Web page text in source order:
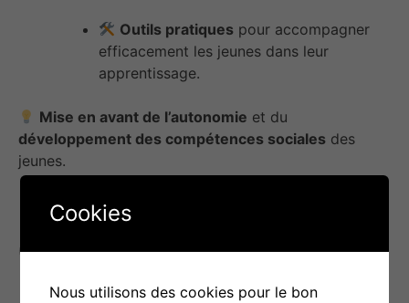
Outils pratiques pour accompagner
efficacement les jeunes dans leur
apprentissage.
Mise en avant de l’autonomie et du
développement des compétences sociales des
jeunes.
Objectif(s) d’utilisation
Cookies
Nous utilisons des cookies pour le bon